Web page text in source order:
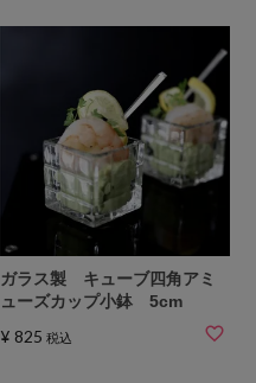
ガラス製 キューブ四角アミ
ューズカップ小鉢 5cm
¥ 825 税込